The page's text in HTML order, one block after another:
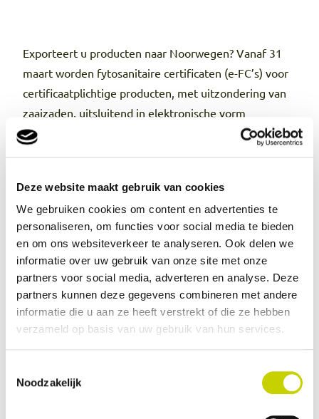
Deze website maakt gebruik van cookies
We gebruiken cookies om content en advertenties te
personaliseren, om functies voor social media te bieden
en om ons websiteverkeer te analyseren. Ook delen we
informatie over uw gebruik van onze site met onze
partners voor social media, adverteren en analyse. Deze
partners kunnen deze gegevens combineren met andere
informatie die u aan ze heeft verstrekt of die ze hebben
verzameld op basis van uw gebruik van hun services.
Noodzakelijk
Exporteert u producten naar Noorwegen? Vanaf 31
maart worden fytosanitaire certificaten (e-FC’s) voor
certificaatplichtige producten, met uitzondering van
zaaizaden, uitsluitend in elektronische vorm
afgegeven. Dit betekent dat er geen papieren
aanvraag van inspecties en gewaarmerkte
certificaten. Om de overstap van papieren naar
elektronische certificaten soepel te laten verlopen,
hebben we de belangrijkste aandachtspunten voor u
hier op een rij gezet. Bekijk het document rechts op
de pagina.